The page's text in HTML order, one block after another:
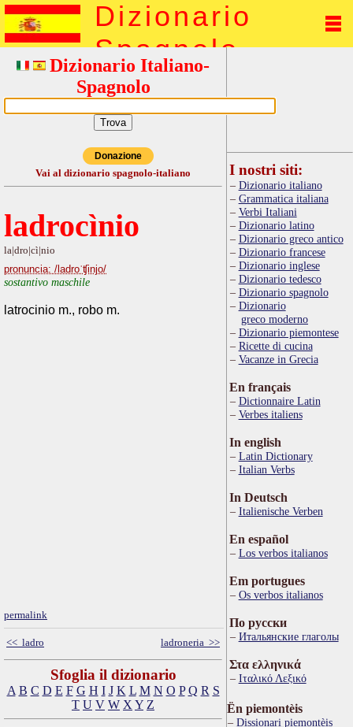
Dizionario
Spagnolo
Dizionario Italiano-
Spagnolo
Donazione
Vai al dizionario spagnolo-italiano
ladrocìnio
la|dro|cì|nio
pronuncia: /ladroˈʧinjo/
sostantivo maschile
latrocinio m., robo m.
permalink
<< ladro ladroneria >>
Sfoglia il dizionario
A B C D E F G H I J K L M N O P Q R S
T U V W X Y Z
I nostri siti:
Dizionario italiano
Grammatica italiana
Verbi Italiani
Dizionario latino
Dizionario greco antico
Dizionario francese
Dizionario inglese
Dizionario tedesco
Dizionario spagnolo
Dizionario
greco moderno
Dizionario piemontese
Ricette di cucina
Vacanze in Grecia
En français
Dictionnaire Latin
Verbes italiens
In english
Latin Dictionary
Italian Verbs
In Deutsch
Italienische Verben
En español
Los verbos italianos
Em portugues
Os verbos italianos
По русски
Итальянские глаголы
Στα ελληνικά
Ιταλικό Λεξικό
Ën piemontèis
Dissionari piemontèis